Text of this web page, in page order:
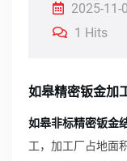
2025-11-
1 Hits
如皋精密钣金加
如皋非标精密钣金
工，加工厂占地面